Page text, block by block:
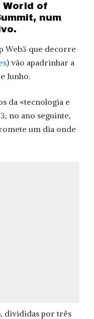
of
num
Web3 que decorre
) vão apadrinhar a
Junho.
da «tecnologia e
no ano seguinte,
um dia onde
divididas por três